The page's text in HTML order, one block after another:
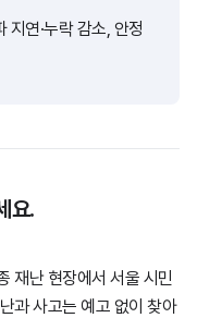
지연·누락 감소, 안정
요.
재난 현장에서 서울 시민
과 사고는 예고 없이 찾아